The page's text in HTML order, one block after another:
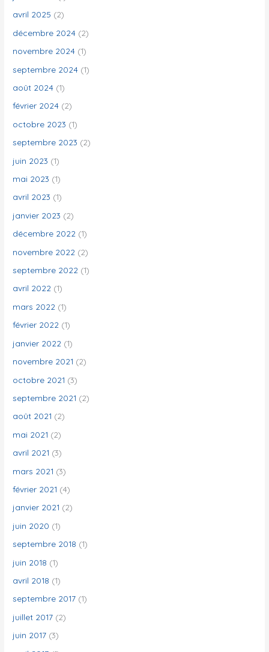
:
avril 2025 (2)
décembre 2024 (2)
novembre 2024 (1)
septembre 2024 (1)
août 2024 (1)
février 2024 (2)
octobre 2023 (1)
septembre 2023 (2)
juin 2023 (1)
mai 2023 (1)
avril 2023 (1)
janvier 2023 (2)
décembre 2022 (1)
novembre 2022 (2)
septembre 2022 (1)
avril 2022 (1)
mars 2022 (1)
février 2022 (1)
janvier 2022 (1)
novembre 2021 (2)
octobre 2021 (3)
septembre 2021 (2)
août 2021 (2)
mai 2021 (2)
avril 2021 (3)
mars 2021 (3)
février 2021 (4)
janvier 2021 (2)
juin 2020 (1)
septembre 2018 (1)
juin 2018 (1)
avril 2018 (1)
septembre 2017 (1)
juillet 2017 (2)
juin 2017 (3)